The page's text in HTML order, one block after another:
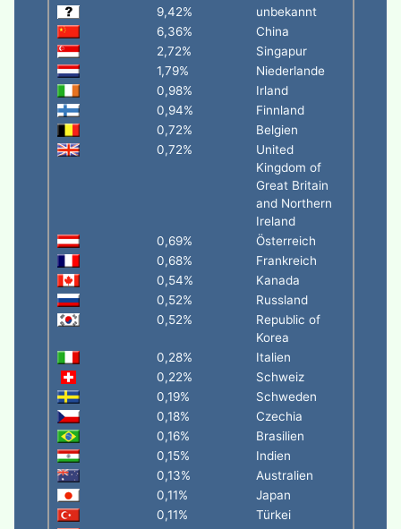
9,42%
unbekannt
6,36%
China
2,72%
Singapur
1,79%
Niederlande
0,98%
Irland
0,94%
Finnland
0,72%
Belgien
0,72%
United
Kingdom of
Great Britain
and Northern
Ireland
0,69%
Österreich
0,68%
Frankreich
0,54%
Kanada
0,52%
Russland
0,52%
Republic of
Korea
0,28%
Italien
0,22%
Schweiz
0,19%
Schweden
0,18%
Czechia
0,16%
Brasilien
0,15%
Indien
0,13%
Australien
0,11%
Japan
0,11%
Türkei